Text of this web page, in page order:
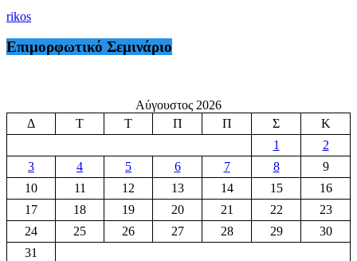
rikos
Επιμορφωτικό Σεμινάριο
Αύγουστος 2026
Δ
Τ Τ Π Π Σ
Κ
1
2
3
4 5 6 7 8
9
10
11 12 13 14 15
16
17
18 19 20 21 22
23
24
25 26 27 28 29
30
31